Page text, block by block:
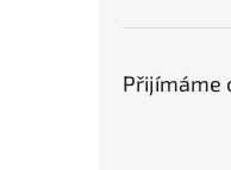
Přijímáme